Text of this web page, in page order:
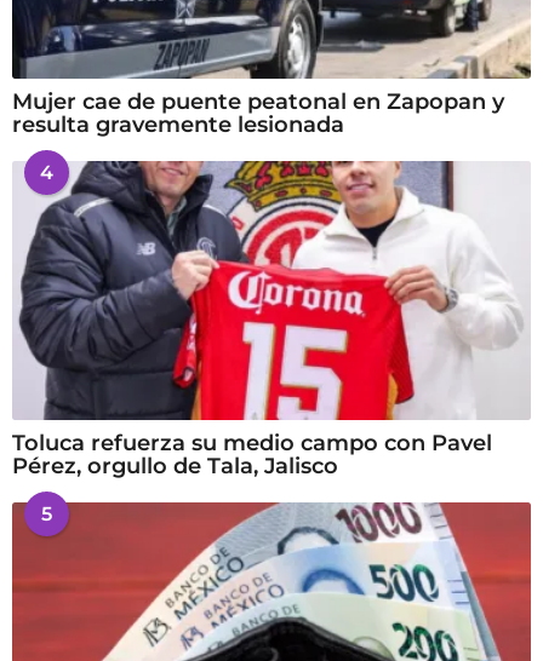
Mujer cae de puente peatonal en Zapopan y
resulta gravemente lesionada
4
Toluca refuerza su medio campo con Pavel
Pérez, orgullo de Tala, Jalisco
5